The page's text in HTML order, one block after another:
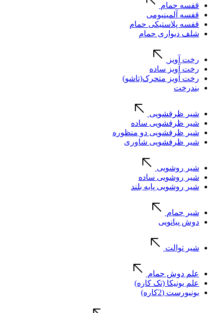
قفسه حمام
قفسه آلمینیومی
قفسه پلاستیکی حمام
شلف دیواری حمام
رخت آویز
رخت آویز ساده
رخت آویز متحرک(تاشو)
بندرخت
شیر ظرفشویی
شیر ظرفشویی ساده
شیر ظرفشویی دو منظوره
شیر ظرفشویی شاوری
شیر روشویی
شیر روشویی ساده
شیر روشویی پایه بلند
شیر حمام
دوش پیانویی
شیر توالت
علم دوش حمام
علم یونیکا (تک کاره)
یونیورست (2کاره)